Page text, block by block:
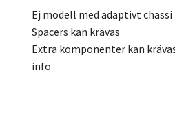
Ej modell med adaptivt chassi
Spacers kan krävas
Extra komponenter kan
info